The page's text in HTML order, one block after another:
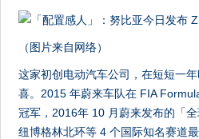
（图片来自网络）
这家初创电动汽车公司，在短短一
喜。2015 年蔚来车队在 FIA
冠军，2016年 10 月蔚来发布的「
纽博格林北环等 4 个国际知名赛道